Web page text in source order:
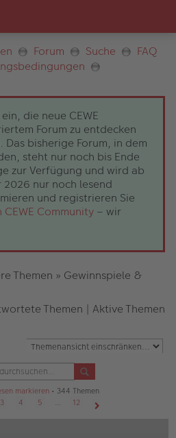
Forum Suche
FAQ
die neue CEWE
Forum zu entdecken
bisherige Forum, in dem
steht nur noch bis Ende
zur Verfügung und wird ab
2026 nur noch lesend
und registrieren Sie
CEWE Community – wir
Themen » Gewinnspiele &
Themen | Aktive Themen
markieren • 344 Themen
3 4 5 …
12